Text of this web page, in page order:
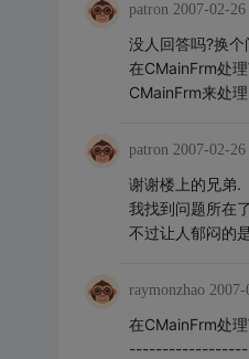
patron 2007-02-26
没人回答吗?换个
在CMainFrm处
CMainFrm来处理
patron 2007-02-26
谢谢楼上的兄弟.
我找到问题所在
不过让人郁闷的
raymonzhao 2007-
在CMainFrm处